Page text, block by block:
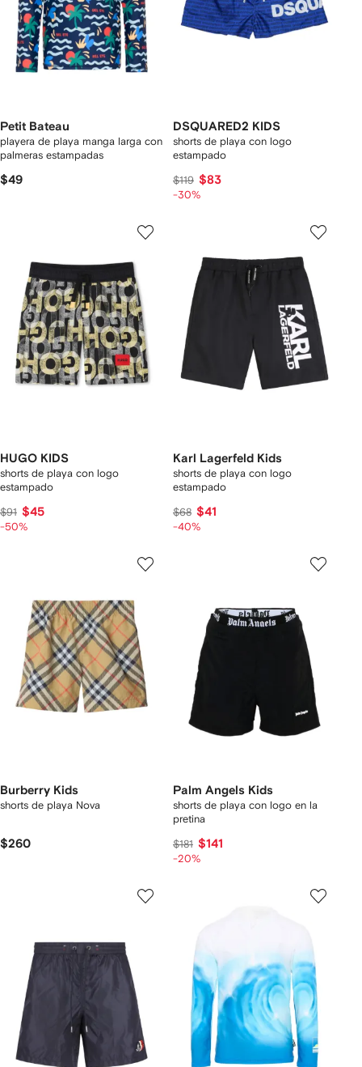
Petit Bateau
playera de playa manga larga con
palmeras estampadas
$49
DSQUARED2 KIDS
shorts de playa con logo
estampado
$119 $83
-30%
HUGO KIDS
shorts de playa con logo
estampado
$91 $45
-50%
Karl Lagerfeld Kids
shorts de playa con logo
estampado
$68 $41
-40%
Burberry Kids
shorts de playa Nova
$260
Palm Angels Kids
shorts de playa con logo en la
pretina
$181 $141
-20%